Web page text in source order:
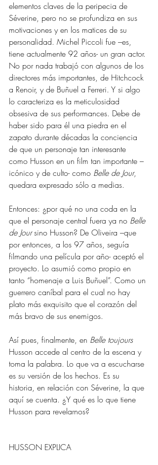
elementos claves de la peripecia de
Séverine, pero no se profundiza en sus
motivaciones y en los matices de su
personalidad. Michel Piccoli fue –es,
tiene actualmente 92 años- un gran actor.
No por nada trabajó con algunos de los
directores más importantes, de Hitchcock
a Renoir, y de Buñuel a Ferreri. Y si algo
lo caracteriza es la meticulosidad
obsesiva de sus performances. Debe de
haber sido para él una piedra en el
zapato durante décadas la conciencia
de que un personaje tan interesante
como Husson en un film tan importante –
icónico y de culto- como Belle de Jour,
quedara expresado sólo a medias.
Entonces: ¿por qué no una coda en la
que el personaje central fuera ya no Belle
de Jour sino Husson? De Oliveira –que
por entonces, a los 97 años, seguía
filmando una película por año- aceptó el
proyecto. Lo asumió como propio en
tanto “homenaje a Luis Buñuel”. Como un
guerrero caníbal para el cual no hay
plato más exquisito que el corazón del
más bravo de sus enemigos.
Así pues, finalmente, en Belle toujours
Husson accede al centro de la escena y
toma la palabra. Lo que va a escucharse
es su versión de los hechos. Es su
historia, en relación con Séverine, la que
aquí se cuenta. ¿Y qué es lo que tiene
Husson para revelarnos?
HUSSON EXPLICA